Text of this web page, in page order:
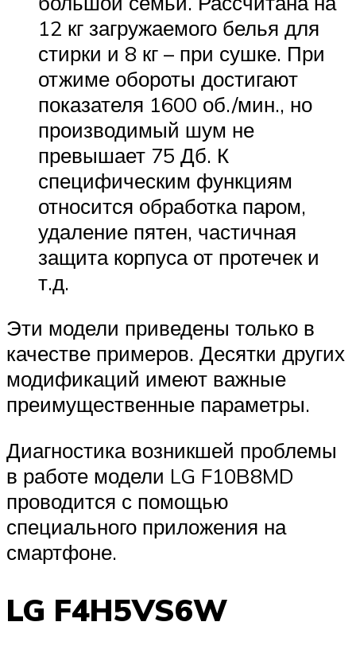
12 кг загружаемого белья для
стирки и 8 кг – при сушке. При
отжиме обороты достигают
показателя 1600 об./мин., но
производимый шум не
превышает 75 Дб. К
специфическим функциям
относится обработка паром,
удаление пятен, частичная
защита корпуса от протечек и
т.д.
Эти модели приведены только в
качестве примеров. Десятки других
модификаций имеют важные
преимущественные параметры.
Диагностика возникшей проблемы
в работе модели LG F10B8MD
проводится с помощью
специального приложения на
смартфоне.
LG F4H5VS6W